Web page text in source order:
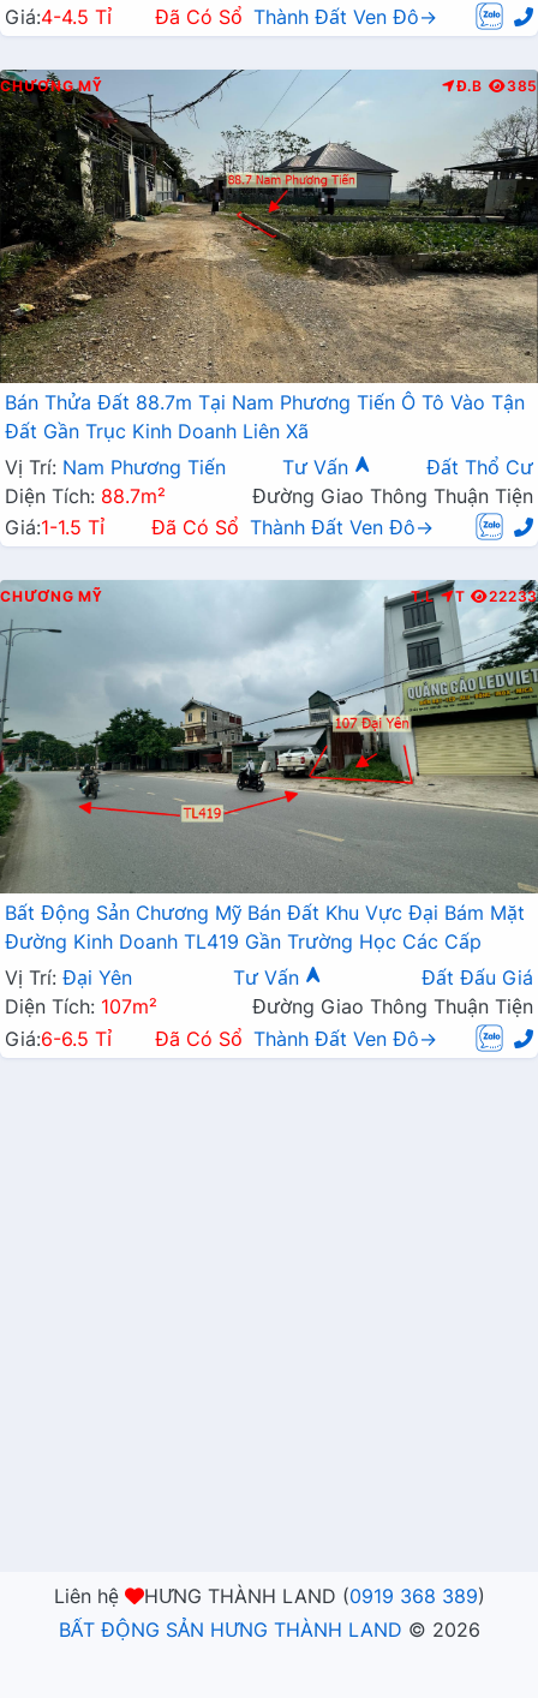
Giá:4-4.5 Tỉ Đã Có Sổ Thành Đất Ven Đô→
CHƯƠNG MỸ Đ.B 385
Bán Thửa Đất 88.7m Tại Nam Phương Tiến Ô Tô Vào Tận
Đất Gần Trục Kinh Doanh Liên Xã
Vị Trí: Nam Phương Tiến Tư Vấn
Đất Thổ Cư
Diện Tích: 88.7m²
Đường Giao Thông Thuận Tiện
Giá:1-1.5 Tỉ Đã Có Sổ Thành Đất Ven Đô→
CHƯƠNG MỸ T.L T 22233
Bất Động Sản Chương Mỹ Bán Đất Khu Vực Đại Bám Mặt
Đường Kinh Doanh TL419 Gần Trường Học Các Cấp
Vị Trí: Đại Yên Tư Vấn
Đất Đấu Giá
Diện Tích: 107m²
Đường Giao Thông Thuận Tiện
Giá:6-6.5 Tỉ Đã Có Sổ Thành Đất Ven Đô→
Liên hệ HƯNG THÀNH LAND (0919 368 389)
BẤT ĐỘNG SẢN HƯNG THÀNH LAND © 2026